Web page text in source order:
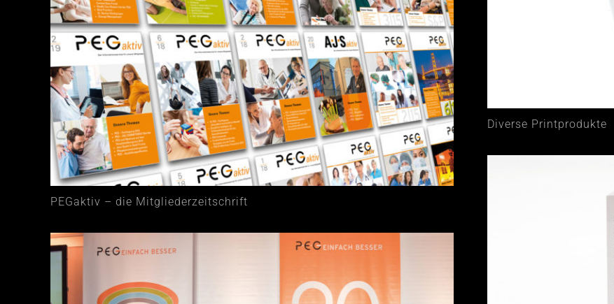
PEGaktiv – die Mitgliederzeitschrift
Diverse Printprodukte